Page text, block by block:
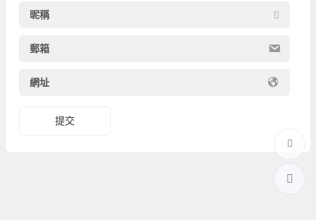
昵稱
郵箱
網址
提交